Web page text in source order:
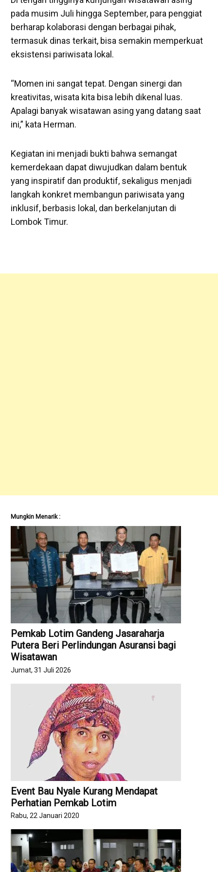
pada musim Juli hingga September, para penggiat
berharap kolaborasi dengan berbagai pihak,
termasuk dinas terkait, bisa semakin memperkuat
eksistensi pariwisata lokal.
‎“Momen ini sangat tepat. Dengan sinergi dan
kreativitas, wisata kita bisa lebih dikenal luas.
Apalagi banyak wisatawan asing yang datang saat
ini,” kata Herman.
‎Kegiatan ini menjadi bukti bahwa semangat
kemerdekaan dapat diwujudkan dalam bentuk
yang inspiratif dan produktif, sekaligus menjadi
langkah konkret membangun pariwisata yang
inklusif, berbasis lokal, dan berkelanjutan di
Lombok Timur.
Mungkin Menarik :
Pemkab Lotim Gandeng Jasaraharja
Putera Beri Perlindungan Asuransi bagi
Wisatawan
Jumat, 31 Juli 2026
Event Bau Nyale Kurang Mendapat
Perhatian Pemkab Lotim
Rabu, 22 Januari 2020